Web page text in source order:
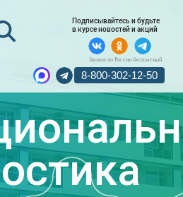
Подписывайтесь и будьте
в курсе новостей и акций
Звонок по России бесплатный
8-800-302-12-50